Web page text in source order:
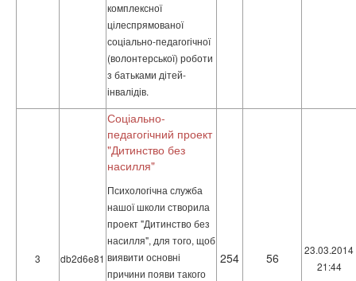
комплексної
цілеспрямованої
соціально-педагогічної
(волонтерської) роботи
з батьками дітей-
інвалідів.
3 db2d6e81
Соціально-
педагогічний проект
"Дитинство без
насилля"
Психологічна служба
нашої школи створила
проект "Дитинство без
насилля", для того, щоб
виявити основні
причини появи такого
254 56
23.03.2014
21:44